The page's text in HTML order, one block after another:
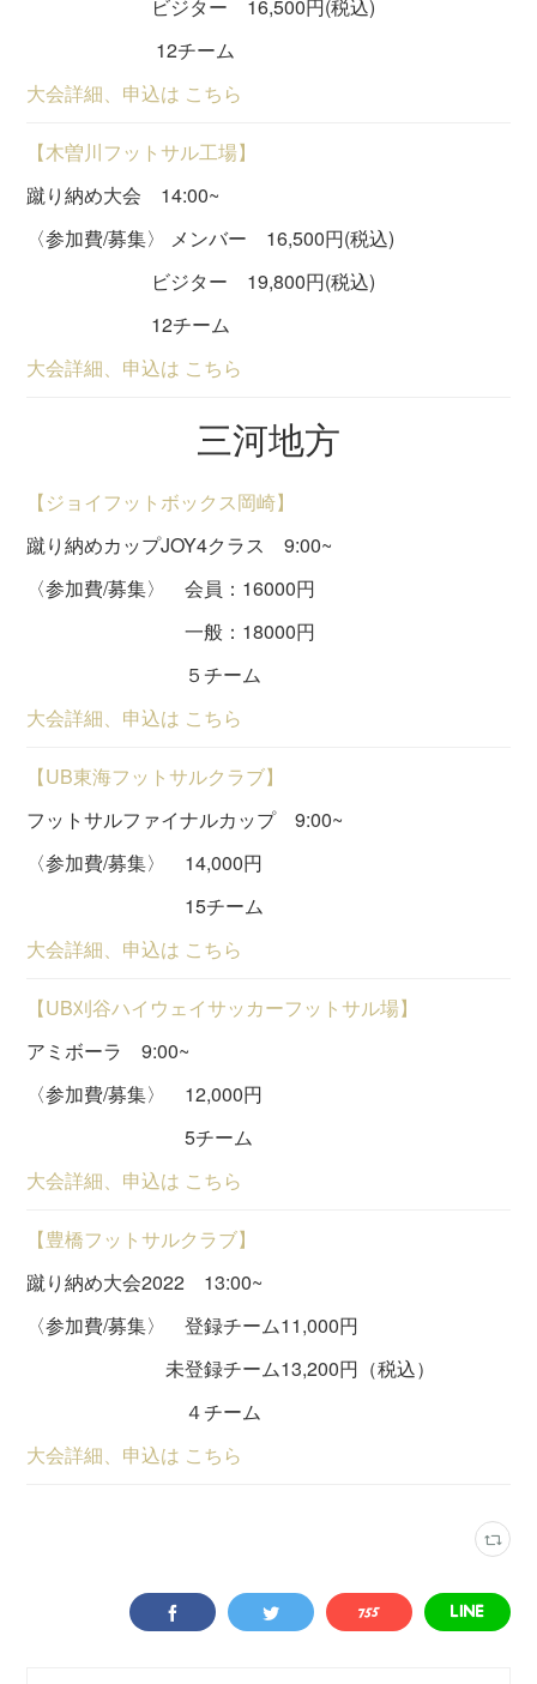
ビジター 16,500円(税込)
12チーム
大会詳細、申込は こちら
【木曽川フットサル工場】
蹴り納め大会 14:00~
〈参加費/募集〉 メンバー 16,500円(税込)
ビジター 19,800円(税込)
12チーム
大会詳細、申込は こちら
三河地方
【ジョイフットボックス岡崎】
蹴り納めカップJOY4クラス 9:00~
〈参加費/募集〉 会員：16000円
一般：18000円
５チーム
大会詳細、申込は こちら
【UB東海フットサルクラブ】
フットサルファイナルカップ 9:00~
〈参加費/募集〉 14,000円
15チーム
大会詳細、申込は こちら
【UB刈谷ハイウェイサッカーフットサル場】
アミボーラ 9:00~
〈参加費/募集〉 12,000円
5チーム
大会詳細、申込は こちら
【豊橋フットサルクラブ】
蹴り納め大会2022 13:00~
〈参加費/募集〉 登録チーム11,000円
未登録チーム13,200円（税込）
４チーム
大会詳細、申込は こちら